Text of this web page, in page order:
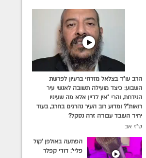
הרב עו"ד בצלאל מזרחי ברעיון לפרשת
השבוע: כיצד מועילה תשובה לאנשי עיר
הנידחת, והרי "אין לדיין אלא מה שעיניו
רואות"? ומדוע רוב העיר נהרגים בחרב, בעוד
יחיד העובד עבודה זרה נסקל?
ט"ז אב
הפתעה באולפן 'קול
פליי': דודי קפלר